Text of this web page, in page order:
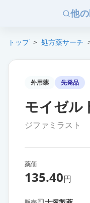
他
トップ > 処方薬サーチ
外用薬 先発品
モイゼル
ジファミラスト
薬価
135.40円